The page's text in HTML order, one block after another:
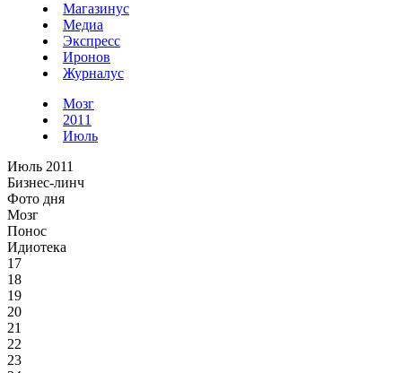
Магазинус
Медиа
Экспресс
Иронов
Журналус
Мозг
2011
Июль
Июль 2011
Бизнес-линч
Фото дня
Мозг
Понос
Идиотека
17
18
19
20
21
22
23